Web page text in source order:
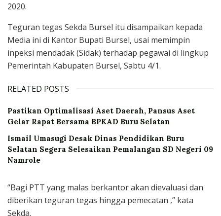
2020.
Teguran tegas Sekda Bursel itu disampaikan kepada
Media ini di Kantor Bupati Bursel, usai memimpin
inpeksi mendadak (Sidak) terhadap pegawai di lingkup
Pemerintah Kabupaten Bursel, Sabtu 4/1.
RELATED POSTS
Pastikan Optimalisasi Aset Daerah, Pansus Aset
Gelar Rapat Bersama BPKAD Buru Selatan
Ismail Umasugi Desak Dinas Pendidikan Buru
Selatan Segera Selesaikan Pemalangan SD Negeri 09
Namrole
“Bagi PTT yang malas berkantor akan dievaluasi dan
diberikan teguran tegas hingga pemecatan ,” kata
Sekda.